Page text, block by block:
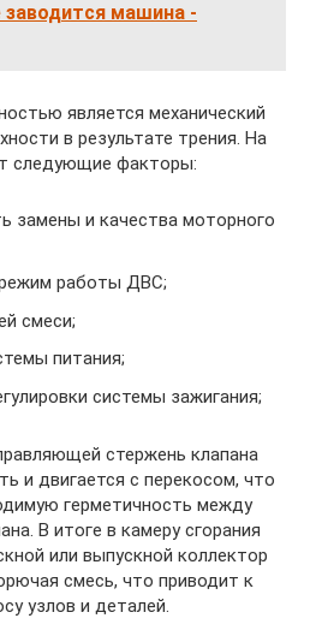
заводится машина -
является механический
в результате трения. На
следующие факторы:
замены и качества моторного
работы ДВС;
смеси;
питания;
системы зажигания;
стержень клапана
и двигается с перекосом, что
герметичность между
В итоге в камеру сгорания
или выпускной коллектор
смесь, что приводит к
узлов и деталей.